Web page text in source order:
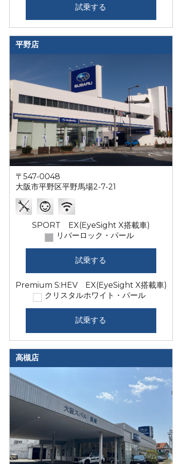
試乗する
平野店
〒547-0048
大阪市平野区平野馬場2-7-21
SPORT EX(EyeSight X搭載車)
リバーロック・パール
試乗する
Premium S:HEV EX(EyeSight X搭載車)
クリスタルホワイト・パール
試乗する
高槻店